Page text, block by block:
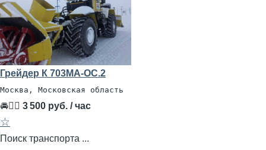
Грейдер К 703МА-ОС.2
Москва, Московская область
🚘👨‍✈ 3 500 руб. / час
☆
Поиск транспорта ...